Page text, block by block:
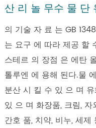
산 리 놀 무수 물 단
의 기술 자 료 는 GB
는 요구 에 따라 제공 할
스테르 의 장점 은 에탄
톨루엔 에 용해 된다.물
분산 시 킬 수 있 으 며
있 으 며 화장품, 크림,
간호 품, 치약, 비누, 세